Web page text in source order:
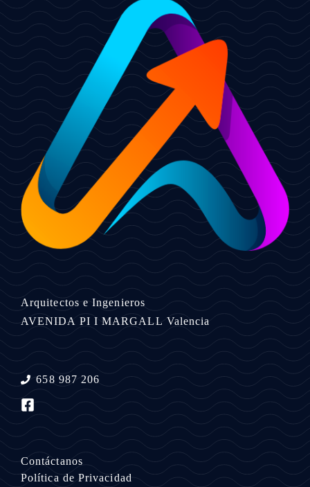
Arquitectos e Ingenieros
AVENIDA PI I MARGALL Valencia
658 987 206
Contáctanos
Política de Privacidad